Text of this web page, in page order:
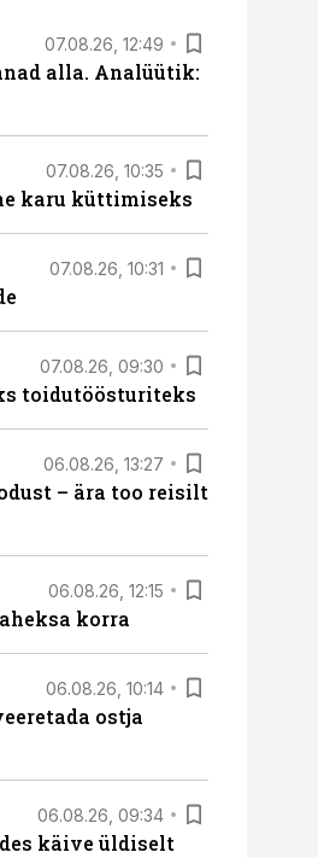
07.08.26, 12:49
alla. Analüütik:
07.08.26, 10:35
karu küttimiseks
07.08.26, 10:31
07.08.26, 09:30
toidutöösturiteks
06.08.26, 13:27
– ära too reisilt
06.08.26, 12:15
korra
06.08.26, 10:14
ostja
06.08.26, 09:34
käive üldiselt